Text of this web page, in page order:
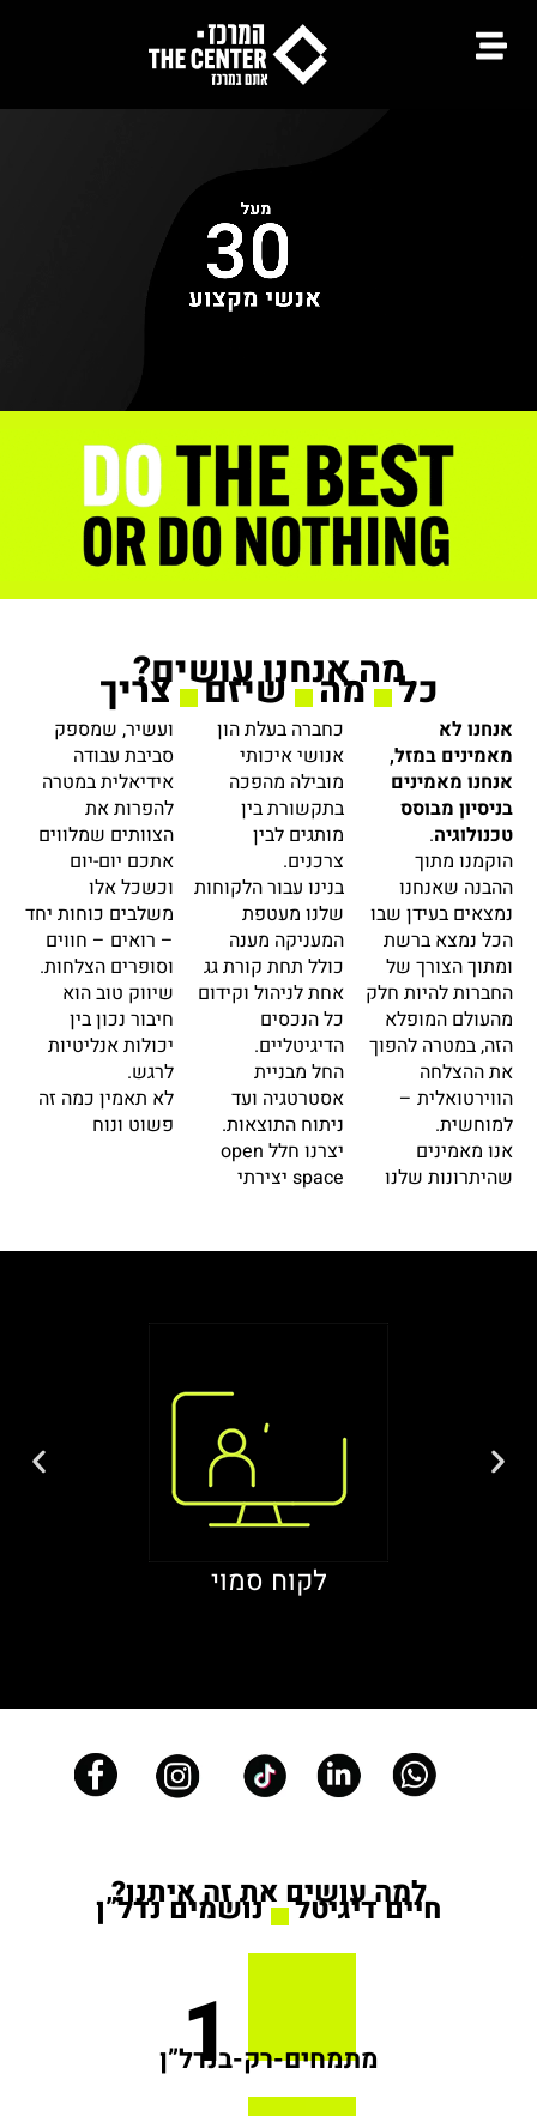
מה אנחנו עושים?כל מה שיזם צריך
אנחנו לא
מאמינים במזל,
אנחנו מאמינים
בניסיון מבוסס
טכנולוגיה.
הוקמנו מתוך
ההבנה שאנחנו
נמצאים בעידן שבו
הכל נמצא ברשת
ומתוך הצורך של
החברות להיות חלק
מהעולם המופלא
הזה, במטרה להפוך
את ההצלחה
הווירטואלית –
למוחשית.
אנו מאמינים
שהיתרונות שלנו
כחברה בעלת הון
אנושי איכותי
מובילה מהפכה
בתקשורת בין
מותגים לבין
צרכנים.
בנינו עבור הלקוחות
שלנו מעטפת
המעניקה מענה
כולל תחת קורת גג
אחת לניהול וקידום
כל הנכסים
הדיגיטליים.
החל מבניית
אסטרטגיה ועד
ניתוח התוצאות.
יצרנו חלל open
space יצירתי
ועשיר, שמספק
סביבת עבודה
אידיאלית במטרה
להפרות את
הצוותים שמלווים
אתכם יום-יום
וכשכל אלו
משלבים כוחות יחד
– רואים – חווים
וסופרים הצלחות.
שיווק טוב הוא
חיבור נכון בין
יכולות אנליטיות
לרגש.
לא תאמין כמה זה
פשוט ונוח
לקוח סמוי
למה עושים את זה איתנו?
חיים דיגיטל נושמים נדל”ן
1
מתמחים-רק-בנדל”ן